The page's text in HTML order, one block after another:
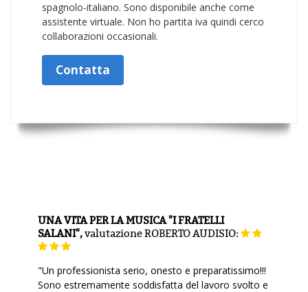
spagnolo-italiano. Sono disponibile anche come
assistente virtuale. Non ho partita iva quindi cerco
collaborazioni occasionali.
Contatta
UNA VITA PER LA MUSICA "I FRATELLI
SALANI",valutazioneROBERTO AUDISIO:
"Un professionista serio, onesto e preparatissimo!!!
Sono estremamente soddisfatta del lavoro svolto e